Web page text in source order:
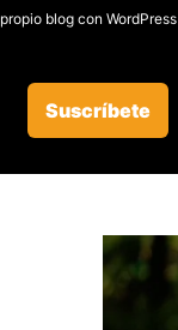
blog con WordPress
Suscríbete